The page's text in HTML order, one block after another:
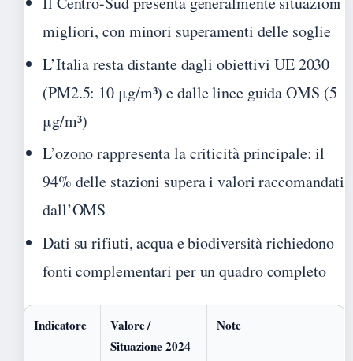
migliori, con minori superamenti delle soglie
L’Italia resta distante dagli obiettivi UE 2030
(PM2.5: 10 μg/m³) e dalle linee guida OMS (5
μg/m³)
L’ozono rappresenta la criticità principale: il
94% delle stazioni supera i valori raccomandati
dall’OMS
Dati su rifiuti, acqua e biodiversità richiedono
fonti complementari per un quadro completo
Indicatore
Valore /
Situazione 2024
Note